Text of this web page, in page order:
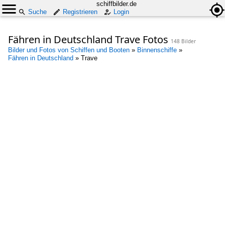
schiffbilder.de
Suche
Registrieren Login
Fähren in Deutschland Trave Fotos 148 Bilder
Bilder und Fotos von Schiffen und Booten » Binnenschiffe »
Fähren in Deutschland » Trave